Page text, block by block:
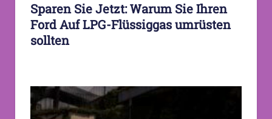
Sparen Sie Jetzt: Warum Sie Ihren
Ford Auf LPG-Flüssiggas umrüsten
sollten